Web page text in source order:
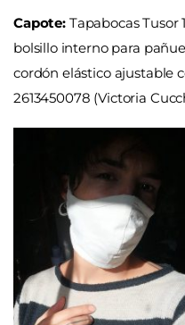
Capote: Tapabocas Tusor
bolsillo interno para
cordón elástico ajustable
2613450078 (Victoria